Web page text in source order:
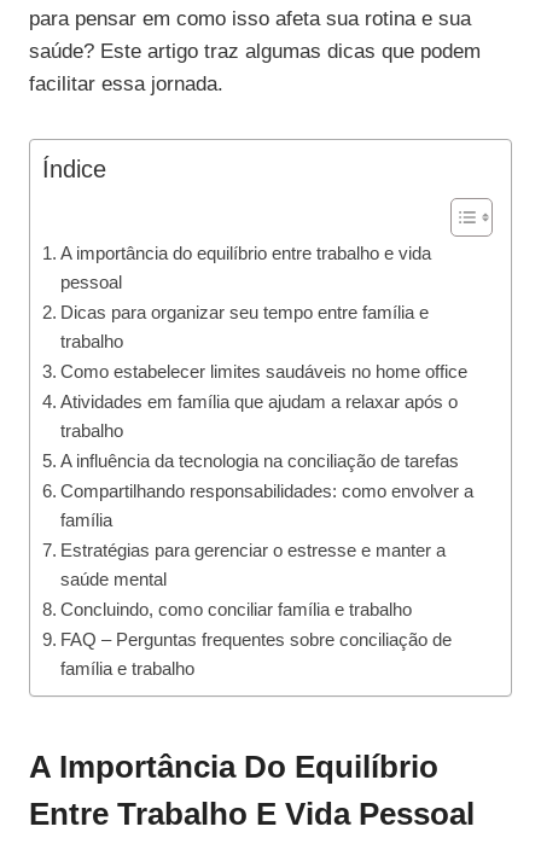
para pensar em como isso afeta sua rotina e sua
saúde? Este artigo traz algumas dicas que podem
facilitar essa jornada.
Índice
A importância do equilíbrio entre trabalho e vida
pessoal
Dicas para organizar seu tempo entre família e
trabalho
Como estabelecer limites saudáveis no home office
Atividades em família que ajudam a relaxar após o
trabalho
A influência da tecnologia na conciliação de tarefas
Compartilhando responsabilidades: como envolver a
família
Estratégias para gerenciar o estresse e manter a
saúde mental
Concluindo, como conciliar família e trabalho
FAQ – Perguntas frequentes sobre conciliação de
família e trabalho
A Importância Do Equilíbrio
Entre Trabalho E Vida Pessoal